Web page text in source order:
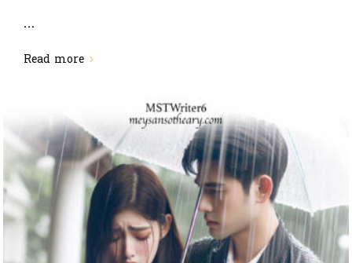
...
Read more